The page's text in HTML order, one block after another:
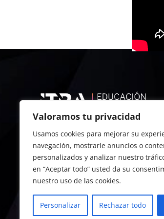
Valoramos tu privacidad
Usamos cookies para mejorar su
navegación, mostrarle anuncios o
personalizados y analizar nuestro
en “Aceptar todo” usted da su
nuestro uso de las cookies.
Personalizar Rechazar todo